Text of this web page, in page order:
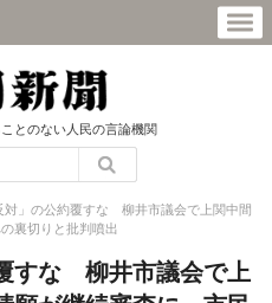
とのない人民の言論機関
対」の公約覆すな 柳井市議会で上関中間
裏切りと批判噴出
すな 柳井市議会で上